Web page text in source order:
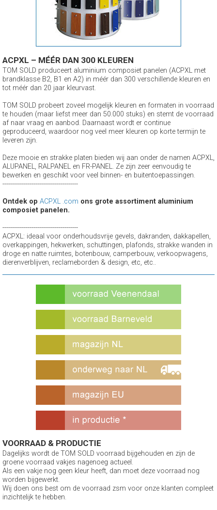
ACPXL – MÉÉR DAN 300 KLEUREN
TOM SOLD produceert aluminium composiet panelen (ACPXL met
brandklasse B2, B1 en A2) in méér dan 300 verschillende kleuren en
tot méér dan 20 jaar kleurvast.
TOM SOLD probeert zoveel mogelijk kleuren en formaten in voorraad
te houden (maar liefst meer dan 50.000 stuks) en stemt de voorraad
af naar vraag en aanbod. Daarnaast wordt er continue
geproduceerd, waardoor nog veel meer kleuren op korte termijn te
leveren zijn.
Deze mooie en strakke platen bieden wij aan onder de namen ACPXL,
ALUPANEL, RALPANEL en FR-PANEL. Ze zijn zeer eenvoudig te
bewerken en geschikt voor veel binnen- en buitentoepassingen.
---------------------------------------
Ontdek op ACPXL .com ons grote assortiment aluminium
composiet panelen.
---------------------------------------
ACPXL: ideaal voor onderhoudsvrije gevels, dakranden, dakkapellen,
overkappingen, hekwerken, schuttingen, plafonds, strakke wanden in
droge en natte ruimtes, botenbouw, camperbouw, verkoopwagens,
dierenverblijven, reclameborden & design, etc, etc..
VOORRAAD & PRODUCTIE
Dagelijks wordt de TOM SOLD voorraad bijgehouden en zijn de
groene voorraad vakjes nagenoeg actueel.
Als een vakje nog geen kleur heeft, dan moet deze voorraad nog
worden bijgewerkt.
Wij doen ons best om de voorraad zsm voor onze klanten compleet
inzichtelijk te hebben.